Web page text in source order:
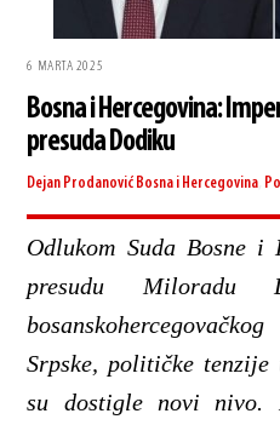
6 MARTA 2025
Bosna i Hercegovina:
presuda Dodiku
Dejan Prodanović Bosna i Hercegovina
Odlukom Suda Bosne i
presudu Miloradu
Srpske, političke
su dostigle novi nivo.